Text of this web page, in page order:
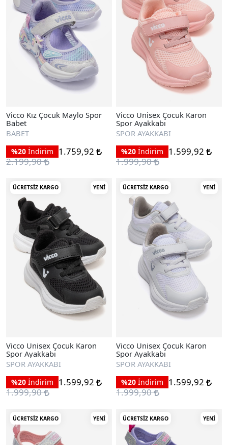
Vicco Kız Çocuk Maylo Spor
Babet
BABET
%20 İndirim
1.759,92
2.199,90
Vicco Unisex Çocuk Karon
Spor Ayakkabı
SPOR AYAKKABI
%20 İndirim
1.599,92
1.999,90
ÜCRETSIZ KARGO YENI
Vicco Unisex Çocuk Karon
Spor Ayakkabı
SPOR AYAKKABI
%20 İndirim
1.599,92
1.999,90
ÜCRETSIZ KARGO YENI
Vicco Unisex Çocuk Karon
Spor Ayakkabı
SPOR AYAKKABI
%20 İndirim
1.599,92
1.999,90
ÜCRETSIZ KARGO YENI ÜCRETSIZ KARGO YENI